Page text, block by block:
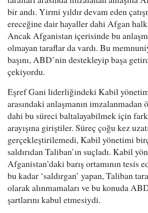
bir andı. Yirmi yıldır devam eden
ereceğine dair hayaller dahi Afgan
Ancak Afganistan içerisinde bu
olmayan taraflar da vardı. Bu
başını, ABD’nin destekleyip başa
çekiyordu.
Eşref Gani liderliğindeki Kabil
arasındaki anlaşmanın imzalanmadan
dahi bu süreci baltalayabilmek için
arayışına giriştiler. Süreç çoğu kez
gerçekleştirilemedi, Kabil yönetimi
saldırıdan Taliban’ın suçladı. Kabil
Afganistan’daki barış ortamının tesis
bu kadar ‘saldırgan’ yapan, Taliban
olarak alınmamaları ve bu konuda
şartlarını kabul etmesiydi.